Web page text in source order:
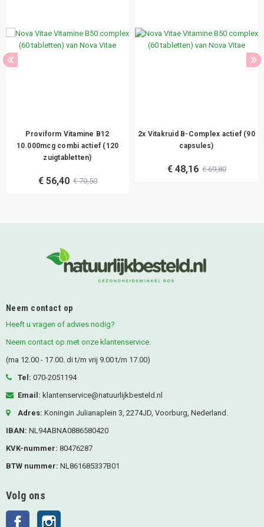
Proviform Vitamine B12
10.000mcg combi actief (120
zuigtabletten)
€ 56,40 € 70,50
2x Vitakruid B-Complex actief (90
capsules)
€ 48,16 € 69,80
Neem contact op
Heeft u vragen of advies nodig?
Neem contact op met onze klantenservice.
(ma 12.00 - 17.00. di t/m vrij 9.00 t/m 17.00)
Tel: 070-2051194
Email: klantenservice@natuurlijkbesteld.nl
Adres: Koningin Julianaplein 3, 2274JD, Voorburg, Nederland.
IBAN: NL94ABNA0886580420
KVK-nummer: 80476287
BTW nummer: NL861685337B01
Volg ons
Facebook